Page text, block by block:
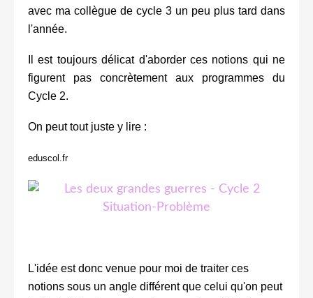
avec ma collègue de cycle 3 un peu plus tard dans
l'année.
Il est toujours délicat d'aborder ces notions qui ne
figurent pas concrètement aux programmes du
Cycle 2.
On peut tout juste y lire :
eduscol.fr
L'idée est donc venue pour moi de traiter ces
notions sous un angle différent que celui qu'on peut